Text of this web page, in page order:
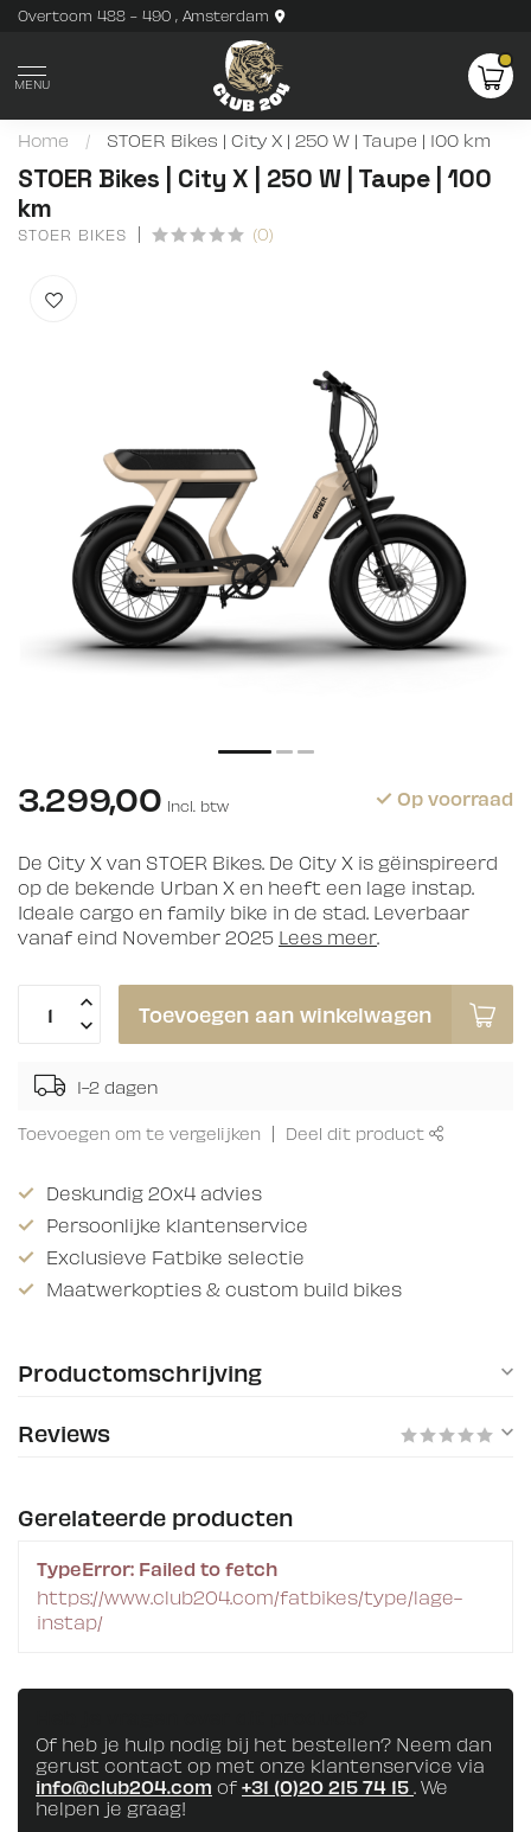
Overtoom 488 - 490 , Amsterdam
MENU
Home / STOER Bikes | City X | 250 W | Taupe | 100 km
STOER Bikes | City X | 250 W | Taupe | 100
km
STOER BIKES (0)
3.299,00 Incl. btw Op voorraad
De City X van STOER Bikes. De City X is gëinspireerd
op de bekende Urban X en heeft een lage instap.
Ideale cargo en family bike in de stad. Leverbaar
vanaf eind November 2025 Lees meer.
Toevoegen aan winkelwagen
1-2 dagen
Toevoegen om te vergelijken Deel dit product
Deskundig 20x4 advies
Persoonlijke klantenservice
Exclusieve Fatbike selectie
Maatwerkopties & custom build bikes
Productomschrijving
Reviews
Gerelateerde producten
TypeError: Failed to fetch
https://www.club204.com/fatbikes/type/lage-
instap/
Of heb je hulp nodig bij het bestellen? Neem dan
gerust contact op met onze klantenservice via
info@club204.com of +31 (0)20 215 74 15 . We
helpen je graag!